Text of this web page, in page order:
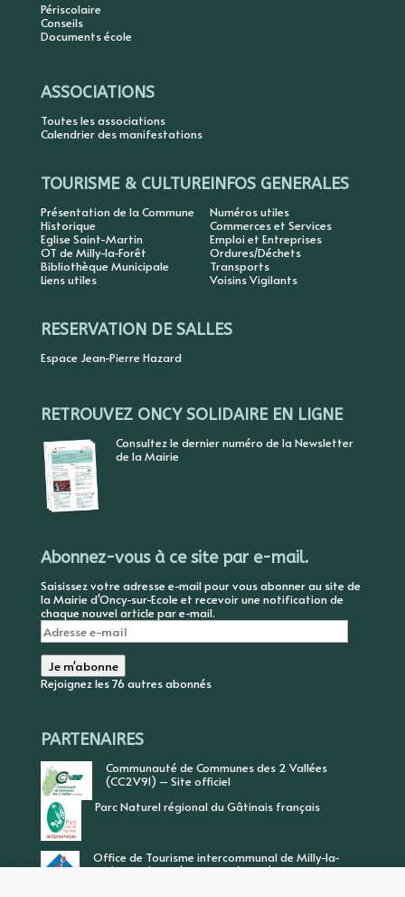
Périscolaire
Conseils
Documents école
ASSOCIATIONS
Toutes les associations
Calendrier des manifestations
TOURISME & CULTURE
Présentation de la Commune
Historique
Eglise Saint-Martin
OT de Milly-la-Forêt
Bibliothèque Municipale
Liens utiles
INFOS GENERALES
Numéros utiles
Commerces et Services
Emploi et Entreprises
Ordures/Déchets
Transports
Voisins Vigilants
RESERVATION DE SALLES
Espace Jean-Pierre Hazard
RETROUVEZ ONCY SOLIDAIRE EN LIGNE
Consultez le dernier numéro de la Newsletter
de la Mairie
Abonnez-vous à ce site par e-mail.
Saisissez votre adresse e-mail pour vous abonner au site de
la Mairie d'Oncy-sur-Ecole et recevoir une notification de
chaque nouvel article par e-mail.
Adresse
e-
mail
Je m'abonne
Rejoignez les 76 autres abonnés
PARTENAIRES
Communauté de Communes des 2 Vallées
(CC2V91) – Site officiel
Parc Naturel régional du Gâtinais français
Office de Tourisme intercommunal de Milly-la-
Forêt, Vallée de l’Ecole, Vallée de l’Essonne